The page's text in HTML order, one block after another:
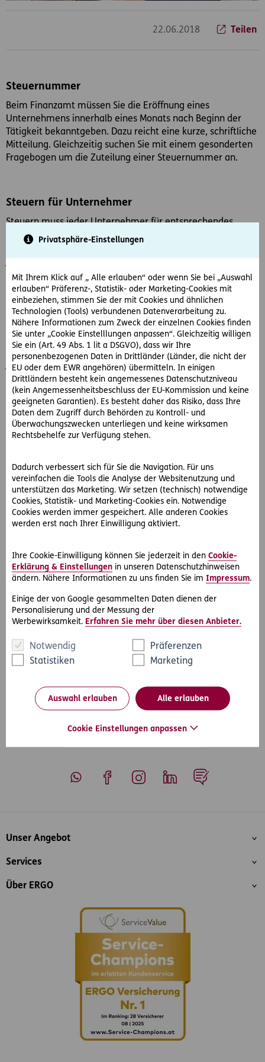
Privatsphäre-Einstellungen
Mit Ihrem Klick auf „ Alle erlauben“ oder wenn Sie bei „Auswahl
erlauben“ Präferenz-, Statistik- oder Marketing-Cookies mit
einbeziehen, stimmen Sie der mit Cookies und ähnlichen
Technologien (Tools) verbundenen Datenverarbeitung zu.
Nähere Informationen zum Zweck der einzelnen Cookies finden
Sie unter „Cookie Einstelllungen anpassen“. Gleichzeitig willigen
Sie ein (Art. 49 Abs. 1 lit a DSGVO), dass wir Ihre
personenbezogenen Daten in Drittländer (Länder, die nicht der
EU oder dem EWR angehören) übermitteln. In einigen
Drittländern besteht kein angemessenes Datenschutzniveau
(kein Angemessenheitsbeschluss der EU-Kommission und keine
geeigneten Garantien). Es besteht daher das Risiko, dass Ihre
Daten dem Zugriff durch Behörden zu Kontroll- und
Überwachungszwecken unterliegen und keine wirksamen
Rechtsbehelfe zur Verfügung stehen.
Dadurch verbessert sich für Sie die Navigation. Für uns
vereinfachen die Tools die Analyse der Websitenutzung und
unterstützen das Marketing. Wir setzen (technisch) notwendige
Cookies, Statistik- und Marketing-Cookies ein. Notwendige
Cookies werden immer gespeichert. Alle anderen Cookies
werden erst nach Ihrer Einwilligung aktiviert.
Ihre Cookie-Einwilligung können Sie jederzeit in den Cookie-
Erklärung & Einstellungen in unseren Datenschutzhinweisen
ändern. Nähere Informationen zu uns finden Sie im Impressum.
Einige der von Google gesammelten Daten dienen der
Personalisierung und der Messung der
Werbewirksamkeit. Erfahren Sie mehr über diesen Anbieter.
Notwendig
Präferenzen
Statistiken
Marketing
Auswahl erlauben Alle erlauben
Cookie Einstellungen anpassen
22.06.2018 Teilen
Steuernummer
Beim Finanzamt müssen Sie die Eröffnung eines
Unternehmens innerhalb eines Monats nach Beginn der
Tätigkeit bekanntgeben. Dazu reicht eine kurze, schriftliche
Mitteilung. Gleichzeitig suchen Sie mit einem gesonderten
Fragebogen um die Zuteilung einer Steuernummer an.
Steuern für Unternehmer
Steuern muss jeder Unternehmer für entsprechendes
Einkommen zahlen, unabhängig von Rechtsform, Branche
etc. Vor Abgabe Ihrer Steuererklärungen sollten Sie auf
jeden Fall einen Steuerberater hinzuziehen, der alles noch
einmal prüft.
Einkommenssteuer
Die Einkommenssteuer ist die „Lohnsteuer“ der
Selbstständigen. Basis und Bemessungsgrundlage ist der
jährlich erwirtschaftete Gewinn. Dieser wird mit Hilfe der
Einnahmen-Ausgaben-Rechnung, Pauschalierung und
doppelter Buchführung ermittelt.
Körperschaftssteuer
Kapitalgesellschaften wie AG oder GmbH. Sie beträgt,
unabhängig von Gewinnhöhe, 25%.
Kommunalsteuer
Bruttoarbeitslöhne, die an Dienstnehmer eines Betriebes
im Inland ausbezahlt werden. Steuerschuldner ist dabei der
Unternehmer. Der Steuersatz beträgt 3% der
Bemessungsgrundlage. Die Kommunalsteuer ist vom
Unternehmer für jeden Monat selbst zu berechnen und bis
zum 15. des Folgemonats an die Gemeinde zu bezahlen.
#Arbeit & Soziales #Rechtsinformationen
Inhaltsübersicht
Unser Angebot
Services
Über ERGO